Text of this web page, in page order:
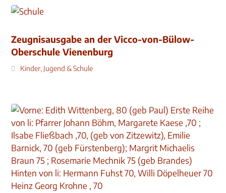
Zeugnisausgabe an der Vicco-von-Bülow-
Oberschule Vienenburg
Kinder, Jugend & Schule